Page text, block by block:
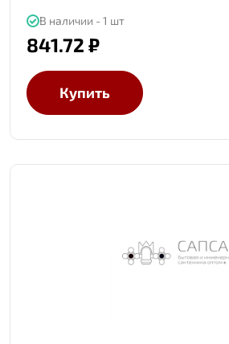
В наличии - 1 шт
841.72 ₽
Купить